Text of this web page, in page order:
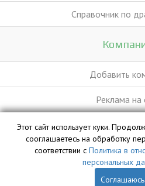
Справочник по
Добавить
Реклама на
База данных сайта vyvoz.org
собственностью ООО
Этот сайт использует куки.
сооглашаетесь на обработку
соответствии с Политика в
персональных
Соглашаюсь